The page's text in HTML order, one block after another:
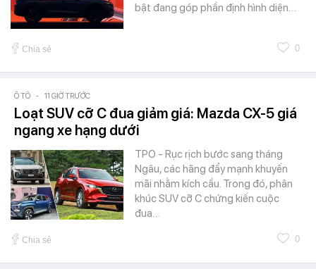
bật đang góp phần định hình diện…
Chia sẻ 0
Ô TÔ - 11 GIỜ TRƯỚC
Loạt SUV cỡ C đua giảm giá: Mazda CX-5 giá
ngang xe hạng dưới
TPO - Rục rịch bước sang tháng
Ngâu, các hãng đẩy mạnh khuyến
mãi nhằm kích cầu. Trong đó, phân
khúc SUV cỡ C chứng kiến cuộc
đua…
Chia sẻ 0